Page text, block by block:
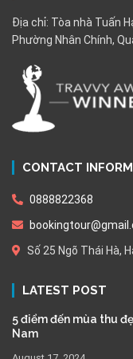
Địa chỉ: Tòa nhà Tuấn
Phường Nhân Chính,
CONTACT
0888822368
Số 25 Ngõ Thái Hà,
LATEST POST
5 điểm đến mùa thu
Nam